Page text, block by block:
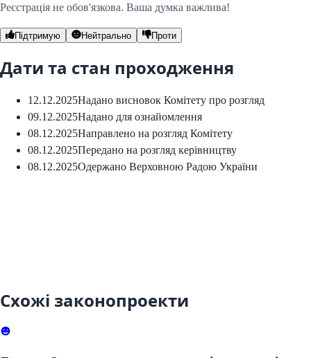
Реєстрація не обов'язкова. Ваша думка важлива!
Підтримую Нейтрально Проти
Дати та стан проходження
12.12.2025Надано висновок Комітету про розгляд
09.12.2025Надано для ознайомлення
08.12.2025Направлено на розгляд Комітету
08.12.2025Передано на розгляд керівництву
08.12.2025Одержано Верховною Радою України
Схожі законопроекти